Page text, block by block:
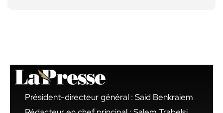
Président-directeur général : Said Benkraiem